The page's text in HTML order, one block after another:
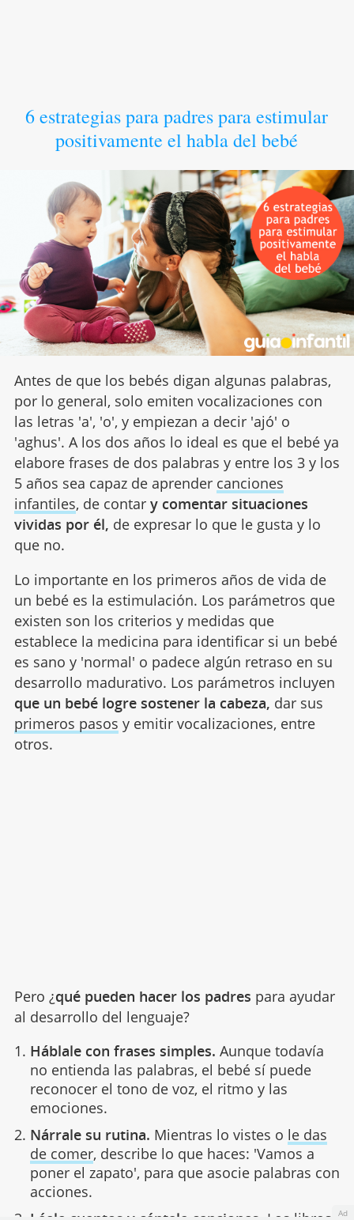
6 estrategias para padres para estimular
positivamente el habla del bebé
Antes de que los bebés digan algunas palabras,
por lo general, solo emiten vocalizaciones con
las letras 'a', 'o', y empiezan a decir 'ajó' o
'aghus'. A los dos años lo ideal es que el bebé ya
elabore frases de dos palabras y entre los 3 y los
5 años sea capaz de aprender canciones
infantiles, de contar y comentar situaciones
vividas por él, de expresar lo que le gusta y lo
que no.
Lo importante en los primeros años de vida de
un bebé es la estimulación. Los parámetros que
existen son los criterios y medidas que
establece la medicina para identificar si un bebé
es sano y 'normal' o padece algún retraso en su
desarrollo madurativo. Los parámetros incluyen
que un bebé logre sostener la cabeza, dar sus
primeros pasos y emitir vocalizaciones, entre
otros.
Pero ¿qué pueden hacer los padres para ayudar
al desarrollo del lenguaje?
Háblale con frases simples. Aunque todavía
no entienda las palabras, el bebé sí puede
reconocer el tono de voz, el ritmo y las
emociones.
Nárrale su rutina. Mientras lo vistes o le das
de comer, describe lo que haces: 'Vamos a
poner el zapato', para que asocie palabras con
acciones.
Ad